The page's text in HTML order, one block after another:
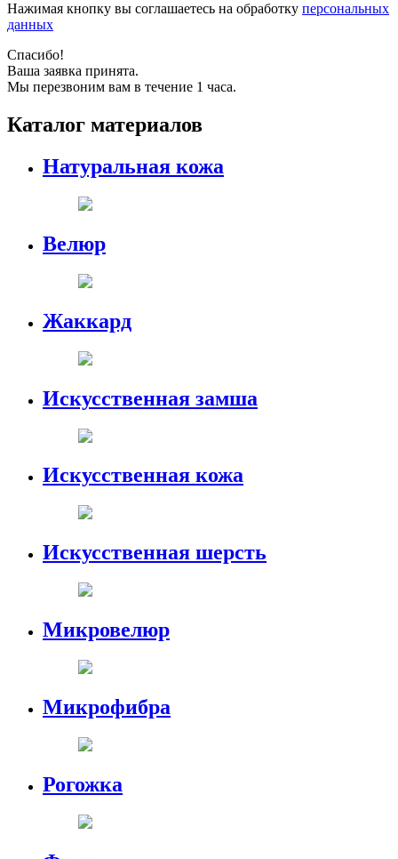
Нажимая кнопку вы соглашаетесь на обработку персональных
данных
Спасибо!
Ваша заявка принята.
Мы перезвоним вам в течение 1 часа.
Каталог материалов
Натуральная кожа
Велюр
Жаккард
Искусственная замша
Искусственная кожа
Искусственная шерсть
Микровелюр
Микрофибра
Рогожка